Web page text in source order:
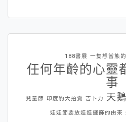
188書展 一隻想當熊
任何年齡的心靈
事
兒童節 印度豹大拍賣 吉卜力 天
娃娃節要放娃娃擺飾的由來